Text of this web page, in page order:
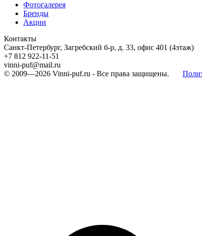
Фотогалерея
Бренды
Акции
Контакты
Санкт-Петербург, Загребский б-р, д. 33, офис 401 (4этаж)
+7 812 922-11-51
vinni-puf@mail.ru
© 2009—2026 Vinni-puf.ru - Все права защищены.